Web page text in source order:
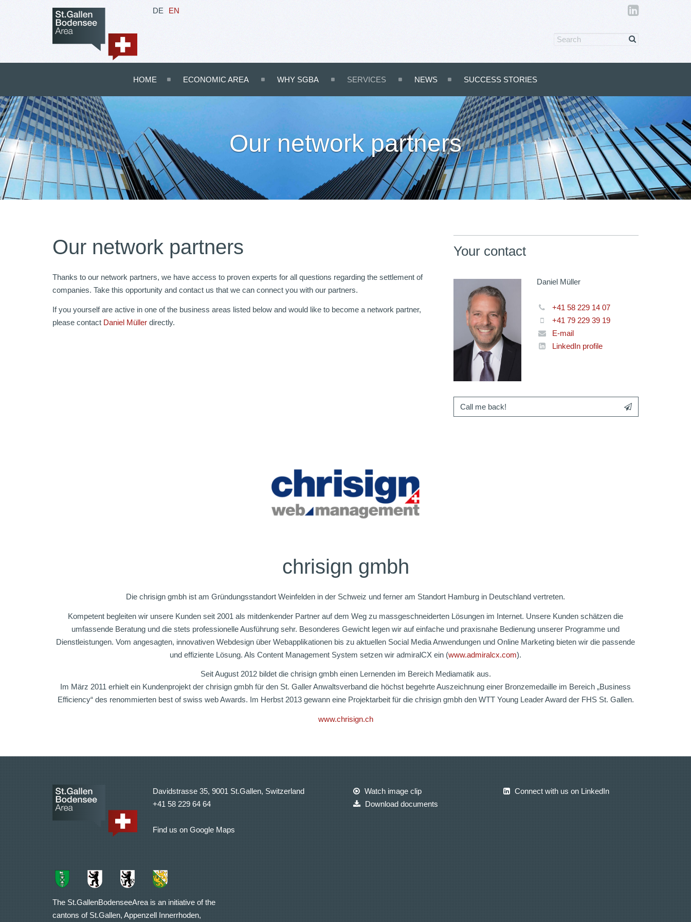
DE EN
HOME ECONOMIC AREA WHY SGBA SERVICES NEWS SUCCESS STORIES
Our network partners
Our network partners
Thanks to our network partners, we have access to proven experts for all questions regarding the settlement of
companies. Take this opportunity and contact us that we can connect you with our partners.
If you yourself are active in one of the business areas listed below and would like to become a network partner,
please contact Daniel Müller directly.
Your contact
Daniel Müller
+41 58 229 14 07
+41 79 229 39 19
E-mail
LinkedIn profile
Call me back!
chrisign gmbh
Die chrisign gmbh ist am Gründungsstandort Weinfelden in der Schweiz und ferner am Standort Hamburg in Deutschland vertreten.
Kompetent begleiten wir unsere Kunden seit 2001 als mitdenkender Partner auf dem Weg zu massgeschneiderten Lösungen im Internet. Unsere Kunden schätzen die
umfassende Beratung und die stets professionelle Ausführung sehr. Besonderes Gewicht legen wir auf einfache und praxisnahe Bedienung unserer Programme und
Dienstleistungen. Vom angesagten, innovativen Webdesign über Webapplikationen bis zu aktuellen Social Media Anwendungen und Online Marketing bieten wir die passende
und effiziente Lösung. Als Content Management System setzen wir admiralCX ein (www.admiralcx.com).
Seit August 2012 bildet die chrisign gmbh einen Lernenden im Bereich Mediamatik aus.
Im März 2011 erhielt ein Kundenprojekt der chrisign gmbh für den St. Galler Anwaltsverband die höchst begehrte Auszeichnung einer Bronzemedaille im Bereich „Business
Efficiency“ des renommierten best of swiss web Awards. Im Herbst 2013 gewann eine Projektarbeit für die chrisign gmbh den WTT Young Leader Award der FHS St. Gallen.
www.chrisign.ch
Davidstrasse 35, 9001 St.Gallen, Switzerland
+41 58 229 64 64
Find us on Google Maps
Watch image clip
Download documents
Connect with us on LinkedIn
The St.GallenBodenseeArea is an initiative of the
cantons of St.Gallen, Appenzell Innerrhoden,